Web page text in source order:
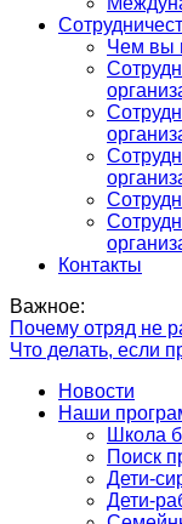
Чем вы
Контакты
Важное:
Почему отряд не
Что делать, если
Новости
Наши
Школа
Поиск
Дети-
Дети-